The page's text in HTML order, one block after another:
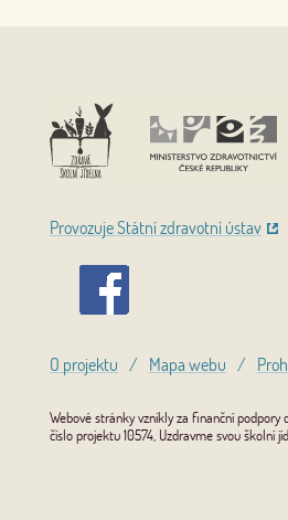
Provozuje Státní zdravotní ústav
O projektu / Mapa webu /
Webové stránky vznikly za finanční podpory
číslo projektu 10574, Uzdravme svou školní